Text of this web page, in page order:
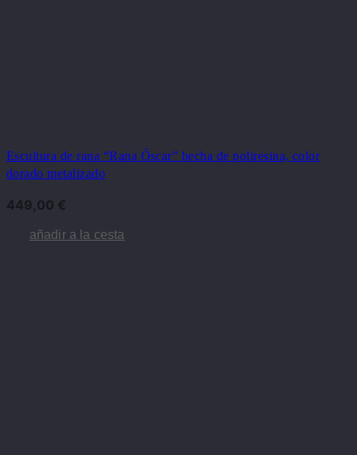
Escultura de rana “Rana Óscar” hecha de poliresina, color
dorado metalizado
449,00 €
añadir a la cesta